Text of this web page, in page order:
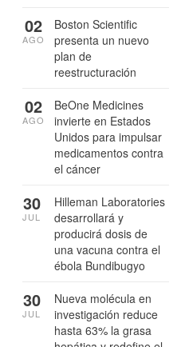
Boston Scientific
presenta un nuevo
plan de
reestructuración
02
AGO
BeOne Medicines
invierte en Estados
Unidos para impulsar
medicamentos contra
el cáncer
02
AGO
Hilleman Laboratories
desarrollará y
producirá dosis de
una vacuna contra el
ébola Bundibugyo
30
JUL
Nueva molécula en
investigación reduce
hasta 63% la grasa
30
JUL